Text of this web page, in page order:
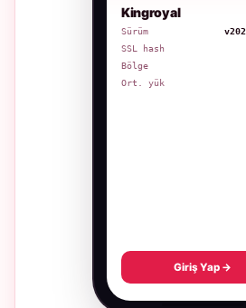
Kingroyal
Sürüm
SSL hash
Bölge
Ort. yük
Giriş Yap →